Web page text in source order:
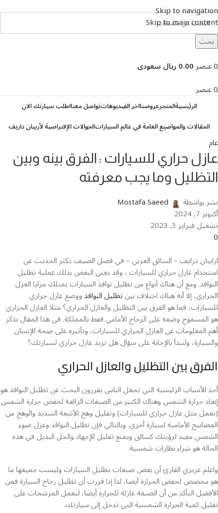
Skip to navigation
Skip to main content
بحث
0عنصر0.00 ريال سعودى
0عنصر
الرئيسيةالمتجرعروضنااخر الفيديوهاتتواصل معنااطلب سيارتك الان
المقالات والمواضيع العامة في عالم السياراتالجوالات الإفتراضية لأربيان داريف
عام
عازل حراري للسيارات : الفرق بينه وبين
التظليل وما يجب معرفته
نشر بواسطة Mostafa Saeed
أكتوبر 7, 2024
تشغيل فبراير 3, 2023
0
ارابيان درايف – السائق العربي – في فصل الصيف يكثر الحديث عن
استخدام عازل حراري للسيارات ، وقد يعني البعض بذلك عملية تظليل
النوافذ. ومع أن هناك أنواع من تظليل نوافذ السيارات يمتلك مزايا العزل
الحراري، إلا أنه هناك اختلاف بينتظليل النوافذووضع عازل حراري
للسيارات، فما هو الفرق بين التظليل والعازل الحراري؟ مثلا العازل الحراري
هو المسموح وضعه على الزجاج الأمامي فقط بالمملكة. في هذا المقال نذكر
أهم المعلومات عن العازل الحراري للسيارات، وتأثيره على صحة الإنسان
والسيارة، ولنبدأ بالإجابة على سؤال هل تريد عازل حراري لسيارتك؟
الفرق بين التظليل والعازل الحراري
أحد الأسباب الرئيسية التي تجعل الناس يقررون البحث عن تظليل النوافذ هو
إبعاد حرارة الشمس وهناك الكثير من الصبغات الرائعة لخفض حرارة الشمس
(تعمل مثل عازل حراري للسيارات) وتقليل وهج الأشعة الشديد والوهج من
المصابيح الأمامية لسيارة أخرى. وبالتالي فإن تظليل النوافذ وعزل ضوء
الشمس مفيد لرؤيتك كسائق ويمنع تقليل الإجهاد والحل البديل في هذه
الحالة هو شراء نظارات شمسية.
واعلم عزيزي القارئ أن بعض صبغات تظليل السيارات وليست جميعها ما
هو مخصص لخفض الحرارة أيضا، لذا إذا قررت أن تظليل زجاج السيارة فمن
الأفضل التأكد من أن الصبغة عازلة للحرارة أيضا، لتعمل المرشحات على
تقليل كمية الحرارة الشمسية التي تدخل إلى سيارتك.